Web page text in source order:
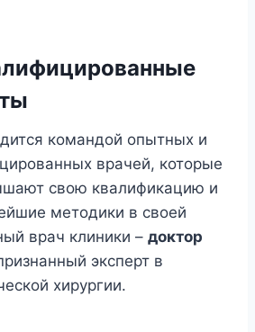
командой опытных и
врачей, которые
свою квалификацию и
методики в своей
врач клиники – доктор
эксперт в
хирургии.